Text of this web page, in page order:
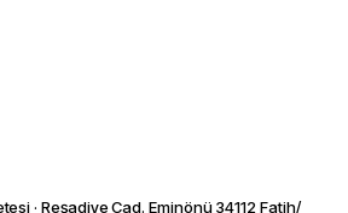
· Reşadiye Cad. Eminönü 34112 Fatih/